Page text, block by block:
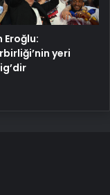
Eroğlu:
yeri